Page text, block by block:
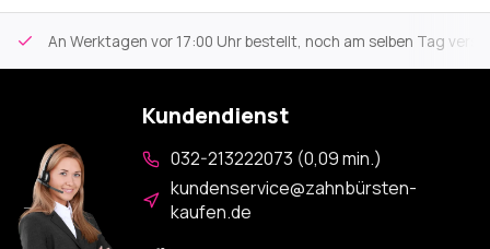
An Werktagen vor 17:00 Uhr bestellt, noch am selben Tag
Kundendienst
032-213222073 (0,09 min.)
kundenservice@zahnbürsten-
kaufen.de